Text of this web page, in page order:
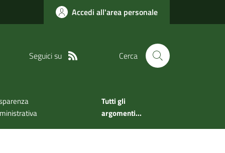
Accedi all'area personale
Seguici su Cerca
Tutti gli
argomenti...